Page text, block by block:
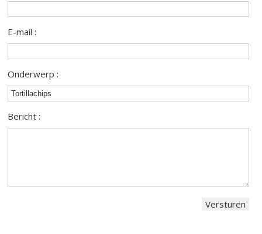
E-mail :
Onderwerp :
Bericht :